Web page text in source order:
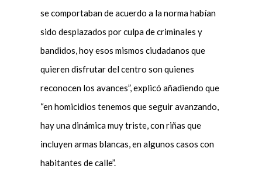
se comportaban de acuerdo a la norma habían
sido desplazados por culpa de criminales y
bandidos, hoy esos mismos ciudadanos que
quieren disfrutar del centro son quienes
reconocen los avances”, explicó añadiendo que
“en homicidios tenemos que seguir avanzando,
hay una dinámica muy triste, con riñas que
incluyen armas blancas, en algunos casos con
habitantes de calle”.